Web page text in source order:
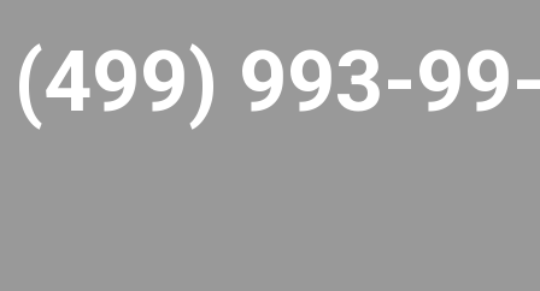
(499) 993-